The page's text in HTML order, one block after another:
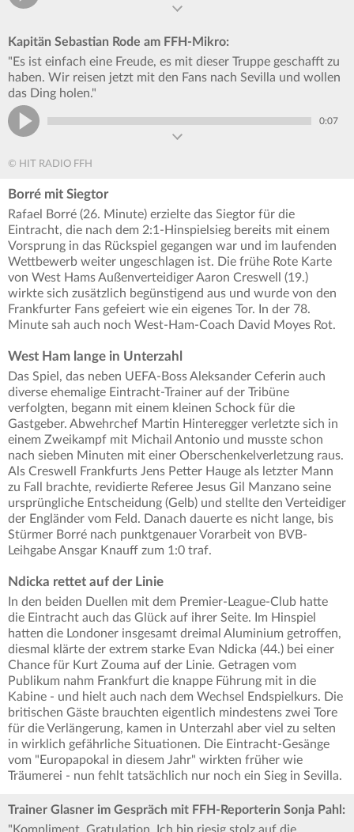
Kapitän Sebastian Rode am FFH-Mikro:
"Es ist einfach eine Freude, es mit dieser Truppe geschafft zu
haben. Wir reisen jetzt mit den Fans nach Sevilla und wollen
das Ding holen."
0:07
© HIT RADIO FFH
Borré mit Siegtor
Rafael Borré (26. Minute) erzielte das Siegtor für die
Eintracht, die nach dem 2:1-Hinspielsieg bereits mit einem
Vorsprung in das Rückspiel gegangen war und im laufenden
Wettbewerb weiter ungeschlagen ist. Die frühe Rote Karte
von West Hams Außenverteidiger Aaron Creswell (19.)
wirkte sich zusätzlich begünstigend aus und wurde von den
Frankfurter Fans gefeiert wie ein eigenes Tor. In der 78.
Minute sah auch noch West-Ham-Coach David Moyes Rot.
West Ham lange in Unterzahl
Das Spiel, das neben UEFA-Boss Aleksander Ceferin auch
diverse ehemalige Eintracht-Trainer auf der Tribüne
verfolgten, begann mit einem kleinen Schock für die
Gastgeber. Abwehrchef Martin Hinteregger verletzte sich in
einem Zweikampf mit Michail Antonio und musste schon
nach sieben Minuten mit einer Oberschenkelverletzung raus.
Als Creswell Frankfurts Jens Petter Hauge als letzter Mann
zu Fall brachte, revidierte Referee Jesus Gil Manzano seine
ursprüngliche Entscheidung (Gelb) und stellte den Verteidiger
der Engländer vom Feld. Danach dauerte es nicht lange, bis
Stürmer Borré nach punktgenauer Vorarbeit von BVB-
Leihgabe Ansgar Knauff zum 1:0 traf.
Ndicka rettet auf der Linie
In den beiden Duellen mit dem Premier-League-Club hatte
die Eintracht auch das Glück auf ihrer Seite. Im Hinspiel
hatten die Londoner insgesamt dreimal Aluminium getroffen,
diesmal klärte der extrem starke Evan Ndicka (44.) bei einer
Chance für Kurt Zouma auf der Linie. Getragen vom
Publikum nahm Frankfurt die knappe Führung mit in die
Kabine - und hielt auch nach dem Wechsel Endspielkurs. Die
britischen Gäste brauchten eigentlich mindestens zwei Tore
für die Verlängerung, kamen in Unterzahl aber viel zu selten
in wirklich gefährliche Situationen. Die Eintracht-Gesänge
vom "Europapokal in diesem Jahr" wirkten früher wie
Träumerei - nun fehlt tatsächlich nur noch ein Sieg in Sevilla.
Trainer Glasner im Gespräch mit FFH-Reporterin Sonja Pahl: